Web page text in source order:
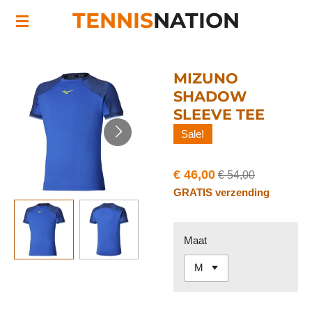
Ga
direct
hoofdinhoud
TENNISNATION
MIZUNO
SHADOW
SLEEVE TEE
Sale!
€ 46,00 € 54,00
GRATIS verzending
Maat